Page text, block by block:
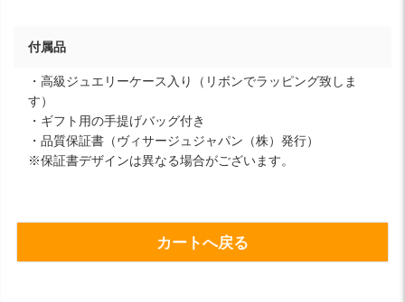
付属品
・高級ジュエリーケース入り（リボンでラッピング致しま
す）
・ギフト用の手提げバッグ付き
・品質保証書（ヴィサージュジャパン（株）発行）
※保証書デザインは異なる場合がございます。
カートへ戻る